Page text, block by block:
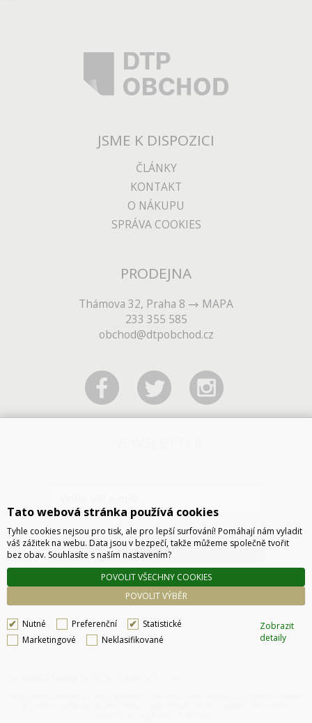
JSME K DISPOZICI
ČLÁNKY
KONTAKT
O NÁKUPU
SPRÁVA COOKIES
PRODEJNA
Thámova 32, Praha 8
MAPA
233 355 585
obchod@dtpobchod.cz
ODESLAT
Tato webová stránka používá cookies
Tyhle cookies nejsou pro tisk, ale pro lepší surfování! Pomáhají nám vyladit
váš zážitek na webu. Data jsou v bezpečí, takže můžeme společně tvořit
bez obav. Souhlasíte s naším nastavením?
POVOLIT VÝBĚR
POVOLIT VŠECHNY COOKIES
Nutné Preferenční
Statistické
Marketingové
Neklasifikované
Zobrazit
detaily